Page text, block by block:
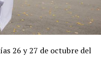
26 y 27 de octubre del